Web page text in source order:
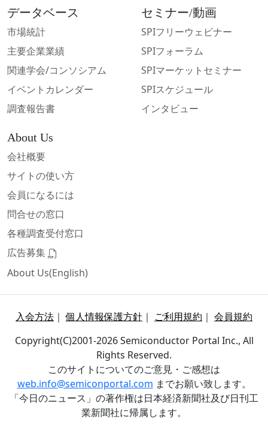
データベース
市場統計
主要企業業績
関連学会/コンソシアム
イベントカレンダー
調査報告書
セミナー/動画
SPIフリーウェビナー
SPIフォーラム
SPIマーケットセミナー
SPIスケジュール
インタビュー
About Us
会社概要
サイトの使い方
会員になるには
問合せの窓口
各種調査受付窓口
広告募集
About Us(English)
入会方法 ｜個人情報保護方針 ｜ ご利用規約 ｜ 会員規約
Copyright(C)2001-2026 Semiconductor Portal Inc., All
Rights Reserved.
このサイトについてのご意見・ご感想は
web.info@semiconportal.com までお願い致します。
「今日のニュース」の著作権は日本経済新聞社及び日刊工
業新聞社に帰属します。